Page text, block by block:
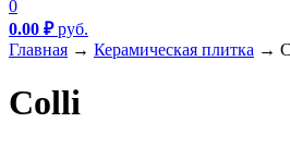
0
0.00 ₽руб.
Главная → Керамическая плитка →
Colli